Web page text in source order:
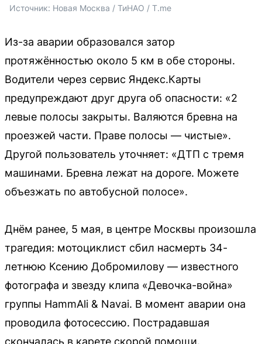
Источник: Новая Москва / ТиНАО / T.me
Из-за аварии образовался затор
протяжённостью около 5 км в обе стороны.
Водители через сервис Яндекс.Карты
предупреждают друг друга об опасности: «2
левые полосы закрыты. Валяются бревна на
проезжей части. Праве полосы — чистые».
Другой пользователь уточняет: «ДТП с тремя
машинами. Бревна лежат на дороге. Можете
объезжать по автобусной полосе».
Днём ранее, 5 мая, в центре Москвы произошла
трагедия: мотоциклист сбил насмерть 34-
летнюю Ксению Добромилову — известного
фотографа и звезду клипа «Девочка-война»
группы HammAli & Navai. В момент аварии она
проводила фотосессию. Пострадавшая